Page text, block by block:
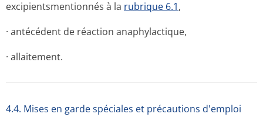
excipientsmen­tionnés à la rubrique 6.1,
· antécédent de réaction anaphylactique,
· allaitement.
4.4. Mises en garde spéciales et précautions d'emploi